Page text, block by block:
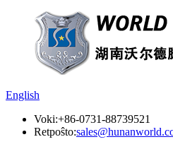
English
Voki:+86-0731-88739521
Retpoŝto: